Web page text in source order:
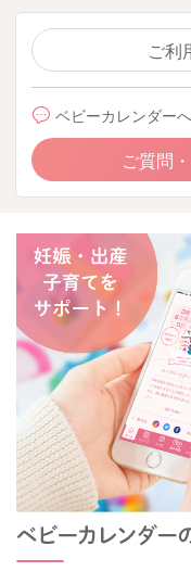
ご利
ベビーカレンダー
ご質問